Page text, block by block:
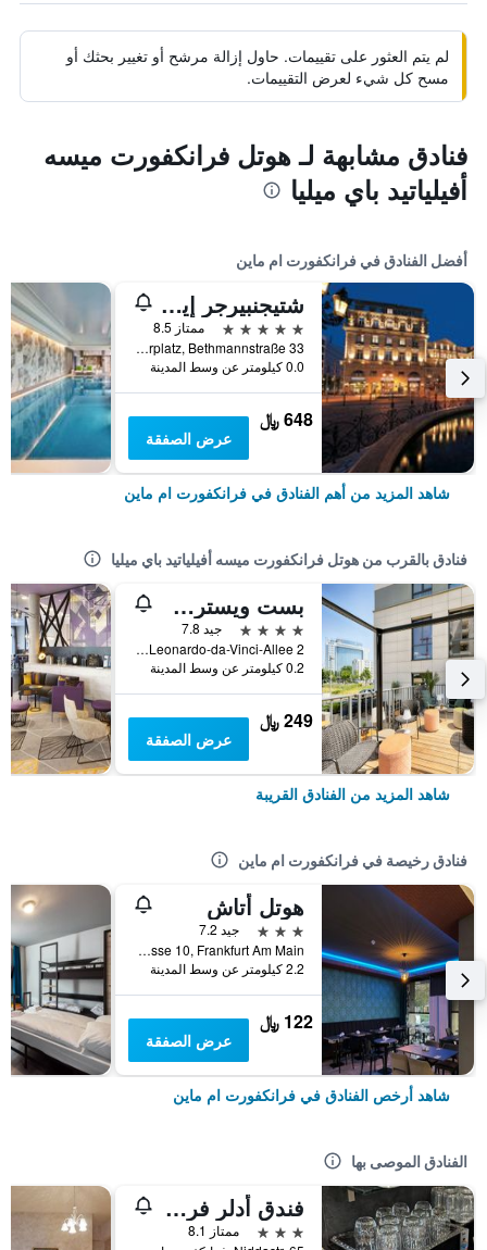
لم يتم العثور على تقييمات. حاول إزالة مرشح أو تغيير بحثك أو
مسح كل شيء لعرض التقييمات.
فنادق مشابهة لـ هوتل فرانكفورت ميسه
أفيلياتيد باي ميليا
أفضل الفنادق في فرانكفورت ام ماين
شتيجنبيرجر إيكون فرانكفورتر هوف
5 نجوم
ممتاز 8.5
Am Kaiserplatz, Bethmannstraße 33, فرانكفورت ام ماين, هسه, ألمانيا
0.0 كيلومتر عن وسط المدينة
648 ﷼
عرض الصفقة
شاهد المزيد من أهم الفنادق في فرانكفورت ام ماين
فنادق بالقرب من هوتل فرانكفورت ميسه أفيلياتيد باي ميليا
بست ويسترن بلس ويلكم هوتل فرانكفورت
4 نجوم
جيد 7.8
Leonardo-da-Vinci-Allee 2, فرانكفورت ام ماين, هسه, ألمانيا
0.2 كيلومتر عن وسط المدينة
249 ﷼
عرض الصفقة
شاهد المزيد من الفنادق القريبة
فنادق رخيصة في فرانكفورت ام ماين
هوتل أتاش
3 نجوم
جيد 7.2
Kolner Strasse 10, Frankfurt Am Main, فرانكفورت ام ماين, هسه, ألمانيا
2.2 كيلومتر عن وسط المدينة
122 ﷼
عرض الصفقة
شاهد أرخص الفنادق في فرانكفورت ام ماين
الفنادق الموصى بها
فندق أدلر فرانكفورت
3 نجوم
ممتاز 8.1